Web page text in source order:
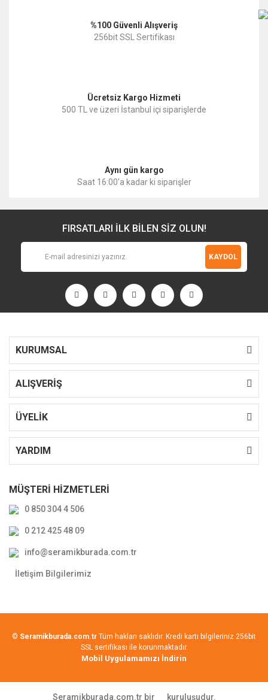
Ürün fiyatı diğer sitelerden daha pahalı.
%100 Güvenli Alışveriş
256bit SSL Sertifikası
Ücretsiz Kargo Hizmeti
500 TL ve üzeri İstanbul içi siparişlerde
Aynı gün kargo
Saat 16:00'a kadar ki siparişler
FIRSATLARI İLK BİLEN SİZ OLUN!
KAYDOL
KURUMSAL
ALIŞVERİŞ
ÜYELİK
YARDIM
MÜŞTERİ HİZMETLERİ
0 850 304 4 506
0 212 425 48 09
info@seramikburada.com.tr
İletişim Bilgilerimiz
© Seramikburada.com.tr Tüm hakları saklıdır. Kredi kartı bilgileriniz 256bit
SSL sertifikası ile korunmaktadır.
Mobil Uygulamamızı İndirin
Seramikburada.com.tr bir kuruluşudur.